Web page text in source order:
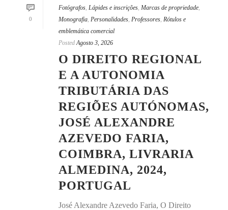
0
Fotógrafos, Lápides e inscrições, Marcas de propriedade,
Monografia, Personalidades, Professores, Rótulos e
emblemática comercial
Posted Agosto 3, 2026
O DIREITO REGIONAL
E A AUTONOMIA
TRIBUTÁRIA DAS
REGIÕES AUTÓNOMAS,
JOSÉ ALEXANDRE
AZEVEDO FARIA,
COIMBRA, LIVRARIA
ALMEDINA, 2024,
PORTUGAL
José Alexandre Azevedo Faria, O Direito